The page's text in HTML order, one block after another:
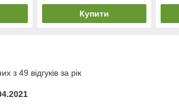
Купити
з 49 відгуків за рік